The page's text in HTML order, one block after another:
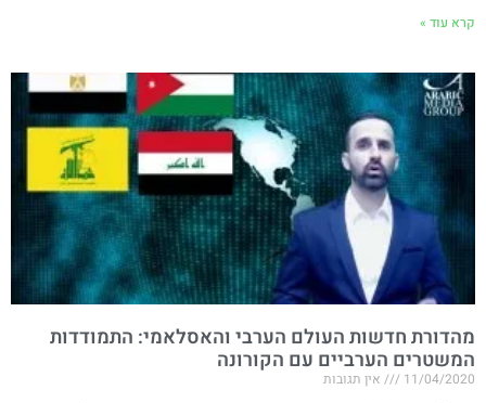
קרא עוד »
מהדורת חדשות העולם הערבי והאסלאמי: התמודדות
המשטרים הערביים עם הקורונה
11/04/2020 אין תגובות